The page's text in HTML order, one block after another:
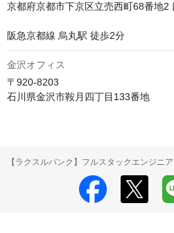
京都府京都市下京区立売西町68番地2
阪急京都線 烏丸駅 徒歩2分
金沢オフィス
〒920-8203
石川県金沢市鞍月四丁目133番地
【ラクスルバンク】フルスタックエンジニ